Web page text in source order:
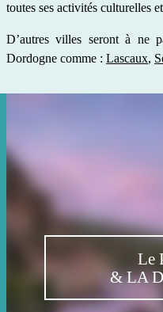
toutes ses activités culturelles
D’autres villes seront à ne
Dordogne comme : Lascaux,
& LA
Le